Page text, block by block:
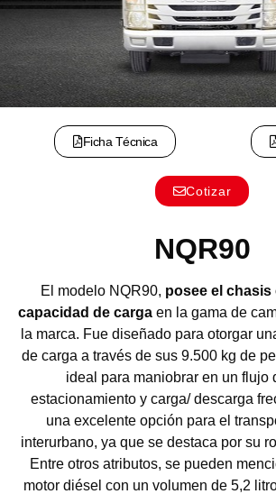
Ficha Técnica
Cotizar
NQR90
El modelo NQR90, posee el
capacidad de carga en la gama de
la marca. Fue diseñado para otorgar
de carga a través de sus 9.500 kg de
ideal para maniobrar en un flujo
estacionamiento y carga/ descarga
una excelente opción para el
interurbano, ya que se destaca por su
Entre otros atributos, se pueden
motor diésel con un volumen de 5,2